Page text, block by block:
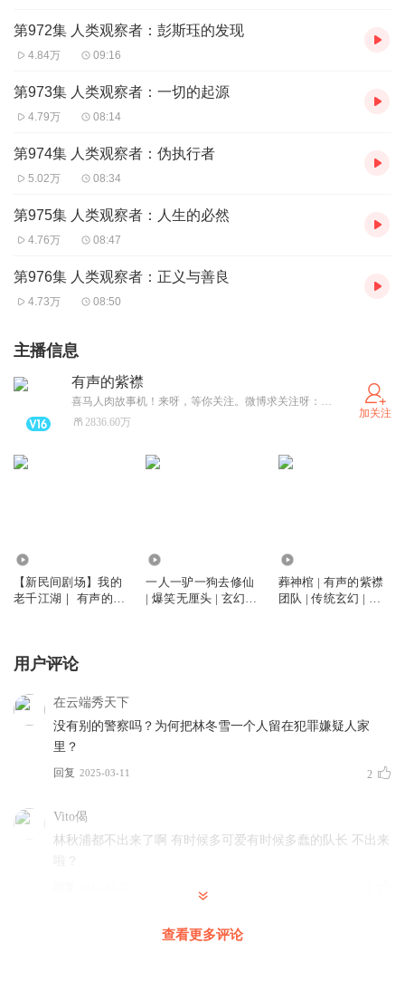
第972集 人类观察者：彭斯珏的发现
4.84万 09:16
第973集 人类观察者：一切的起源
4.79万 08:14
第974集 人类观察者：伪执行者
5.02万 08:34
第975集 人类观察者：人生的必然
4.76万 08:47
第976集 人类观察者：正义与善良
4.73万 08:50
主播信息
有声的紫襟
喜马人肉故事机！来呀，等你关注。微博求关注呀：有声的紫襟。
2836.60万
加关注
【新民间剧场】我的
老千江湖｜ 有声的紫
一人一驴一狗去修仙
| 爆笑无厘头 | 玄幻修
葬神棺 | 有声的紫襟
团队 | 传统玄幻 | 男
用户评论
在云端秀天下
没有别的警察吗？为何把林冬雪一个人留在犯罪嫌疑人家
里？
回复 2025-03-11 2
Vito偈
林秋浦都不出来了啊 有时候多可爱有时候多蠢的队长 不出来
啦？
查看更多评论